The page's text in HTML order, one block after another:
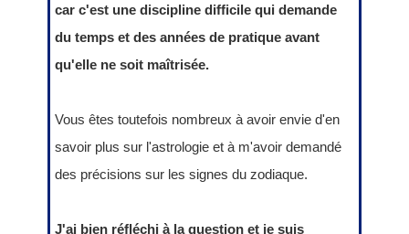
car c'est une discipline difficile qui demande
du temps et des années de pratique avant
qu'elle ne soit maîtrisée.
Vous êtes toutefois nombreux à avoir envie d'en
savoir plus sur l'astrologie et à m'avoir demandé
des précisions sur les signes du zodiaque.
J'ai bien réfléchi à la question et je suis